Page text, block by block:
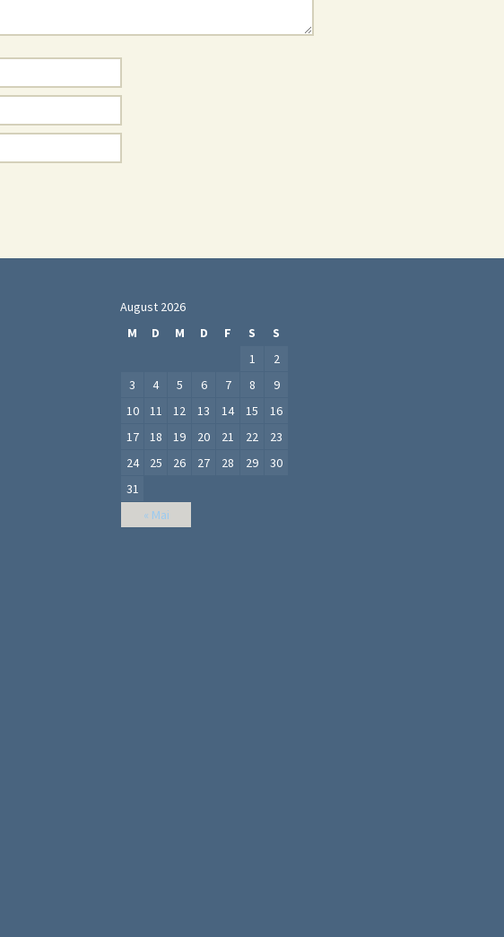
August 2026
M
D M D F S S
« Mai
1
2
3
4 5 6 7 8
9
10
11 12 13 14 15
16
17
18 19 20 21 22
23
24
25 26 27 28 29
30
31